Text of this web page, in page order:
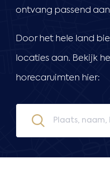
ontvang passend
Door het hele land
locaties aan. Bekijk
horecaruimten hier: